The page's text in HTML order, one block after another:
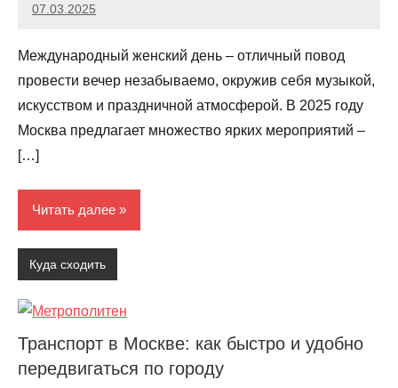
07.03.2025
Evangeline
Международный женский день – отличный повод
провести вечер незабываемо, окружив себя музыкой,
искусством и праздничной атмосферой. В 2025 году
Москва предлагает множество ярких мероприятий –
[…]
Читать далее
Куда сходить
Транспорт в Москве: как быстро и удобно
передвигаться по городу